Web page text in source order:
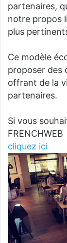
partenaires,
notre propos
plus
Ce modèle
proposer des
offrant de la
partenaires.
Si vous
FRENCHWEB
cliquez ici